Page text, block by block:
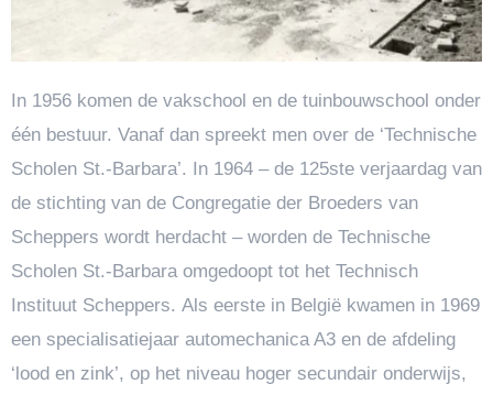
In 1956 komen de vakschool en de tuinbouwschool onder
één bestuur. Vanaf dan spreekt men over de ‘Technische
Scholen St.-Barbara’. In 1964 – de 125ste verjaardag van
de stichting van de Congregatie der Broeders van
Scheppers wordt herdacht – worden de Technische
Scholen St.-Barbara omgedoopt tot het Technisch
Instituut Scheppers. Als eerste in België kwamen in 1969
een specialisatiejaar automechanica A3 en de afdeling
‘lood en zink’, op het niveau hoger secundair onderwijs,